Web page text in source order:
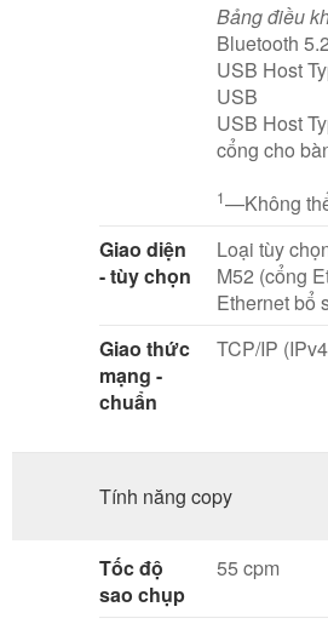
Bảng điều
Bluetooth 5.2
USB Host
USB
USB Host
cổng cho
1—Không
Giao diện
- tùy chọn
Loại tùy
M52 (cổng
Ethernet bổ
Giao thức
mạng -
chuẩn
TCP/IP
Tính năng copy
Tốc độ
sao chụp
55 cpm